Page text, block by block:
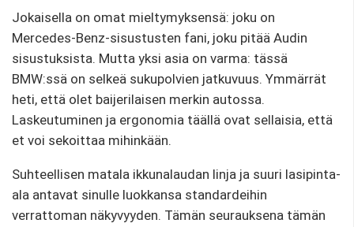
Jokaisella on omat mieltymyksensä: joku on
Mercedes-Benz-sisustusten fani, joku pitää Audin
sisustuksista. Mutta yksi asia on varma: tässä
BMW:ssä on selkeä sukupolvien jatkuvuus. Ymmärrät
heti, että olet baijerilaisen merkin autossa.
Laskeutuminen ja ergonomia täällä ovat sellaisia, että
et voi sekoittaa mihinkään.
Suhteellisen matala ikkunalaudan linja ja suuri lasipinta-
ala antavat sinulle luokkansa standardeihin
verrattoman näkyvyyden. Tämän seurauksena tämän